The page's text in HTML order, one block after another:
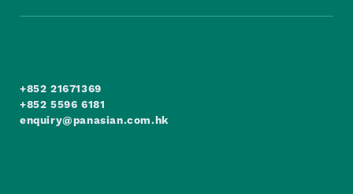
+852 21671369
+852 5596 6181
enquiry@panasian.com.hk